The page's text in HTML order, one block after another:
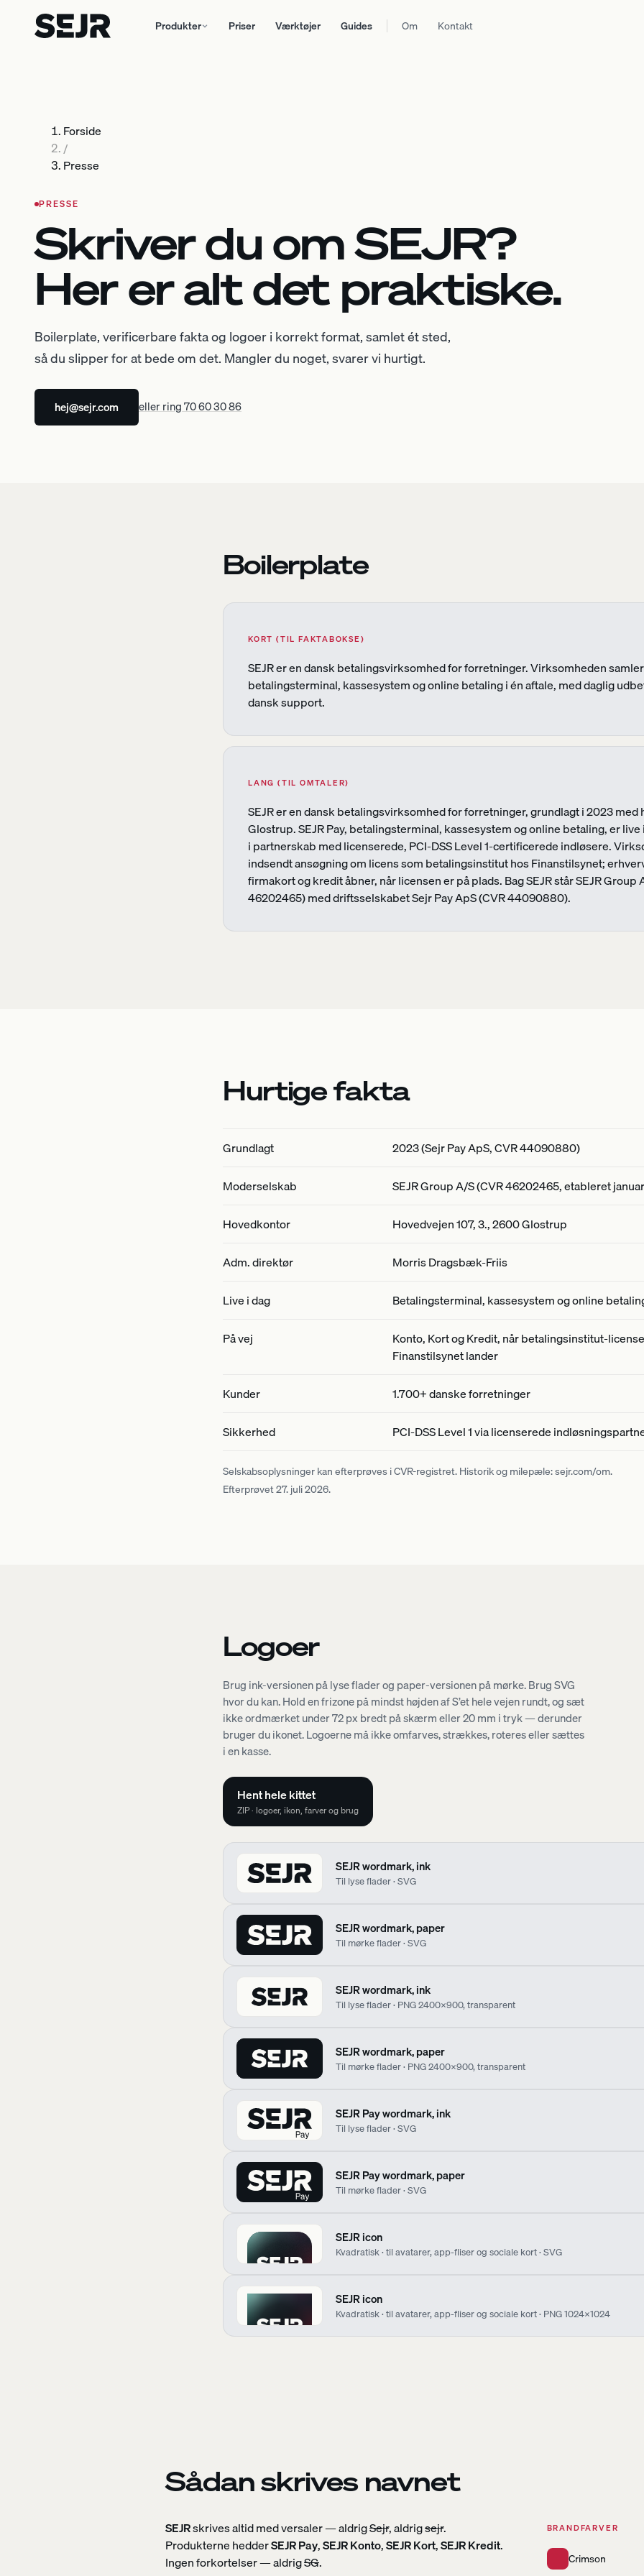
Produkter Priser Værktøjer Guides Om Kontakt
Forside
/
Presse
PRESSE
Skriver du om SEJR?
Her er alt det praktiske.
Boilerplate, verificerbare fakta og logoer i korrekt format, samlet ét sted,
så du slipper for at bede om det. Mangler du noget, svarer vi hurtigt.
hej@sejr.com eller ring 70 60 30 86
Boilerplate
KORT (TIL FAKTABOKSE)
SEJR er en dansk betalingsvirksomhed for forretninger. Virksomheden samler
betalingsterminal, kassesystem og online betaling i én aftale, med daglig
dansk support.
LANG (TIL OMTALER)
SEJR er en dansk betalingsvirksomhed for forretninger, grundlagt i 2023 med
Glostrup. SEJR Pay, betalingsterminal, kassesystem og online betaling, er live
i partnerskab med licenserede, PCI-DSS Level 1-certificerede indløsere.
indsendt ansøgning om licens som betalingsinstitut hos Finanstilsynet;
firmakort og kredit åbner, når licensen er på plads. Bag SEJR står SEJR Group
46202465) med driftsselskabet Sejr Pay ApS (CVR 44090880).
Hurtige fakta
Grundlagt 2023 (Sejr Pay ApS, CVR 44090880)
Moderselskab SEJR Group A/S (CVR 46202465, etableret
Hovedkontor Hovedvejen 107, 3., 2600 Glostrup
Adm. direktør Morris Dragsbæk-Friis
Live i dag Betalingsterminal, kassesystem og online
På vej
Konto, Kort og Kredit, når betalingsinstitut-
Finanstilsynet lander
Kunder 1.700+ danske forretninger
Sikkerhed PCI-DSS Level 1 via licenserede
Selskabsoplysninger kan efterprøves i CVR-registret. Historik og milepæle:sejr.com/om.
Efterprøvet 27. juli 2026.
Logoer
Brug ink-versionen på lyse flader og paper-versionen på mørke. Brug SVG
hvor du kan. Hold en frizone på mindst højden afS’et hele vejen rundt, og sæt
ikke ordmærket under 72 px bredt på skærm eller 20 mm i tryk — derunder
bruger du ikonet. Logoerne må ikke omfarves, strækkes, roteres eller sættes
i en kasse.
Hent hele kittet
ZIP · logoer, ikon, farver og brug
SEJR wordmark, ink
Til lyse flader · SVG
SEJR wordmark, paper
Til mørke flader · SVG
SEJR wordmark, ink
Til lyse flader · PNG 2400×900, transparent
SEJR wordmark, paper
Til mørke flader · PNG 2400×900, transparent
SEJR Pay wordmark, ink
Til lyse flader · SVG
SEJR Pay wordmark, paper
Til mørke flader · SVG
SEJR icon
Kvadratisk · til avatarer, app-fliser og sociale kort · SVG
SEJR icon
Kvadratisk · til avatarer, app-fliser og sociale kort · PNG 1024×1024
Sådan skrives navnet
SEJRskrives altid med versaler — aldrigSejr, aldrigsejr.
Produkterne hedderSEJR Pay,SEJR Konto,SEJR Kort,SEJR Kredit.
Ingen forkortelser — aldrigSG.
BRANDFARVER
Crimson